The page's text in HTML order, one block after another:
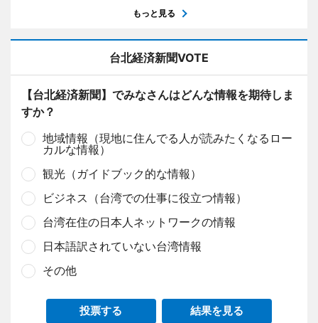
もっと見る
台北経済新聞VOTE
【台北経済新聞】でみなさんはどんな情報を期待しま
すか？
地域情報（現地に住んでる人が読みたくなるロー
カルな情報）
観光（ガイドブック的な情報）
ビジネス（台湾での仕事に役立つ情報）
台湾在住の日本人ネットワークの情報
日本語訳されていない台湾情報
その他
投票する 結果を見る